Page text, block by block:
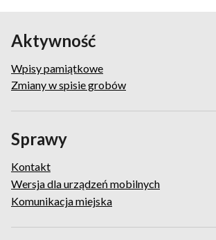
Aktywność
Wpisy pamiątkowe
Zmiany w spisie grobów
Sprawy
Kontakt
Wersja dla urządzeń mobilnych
Komunikacja miejska